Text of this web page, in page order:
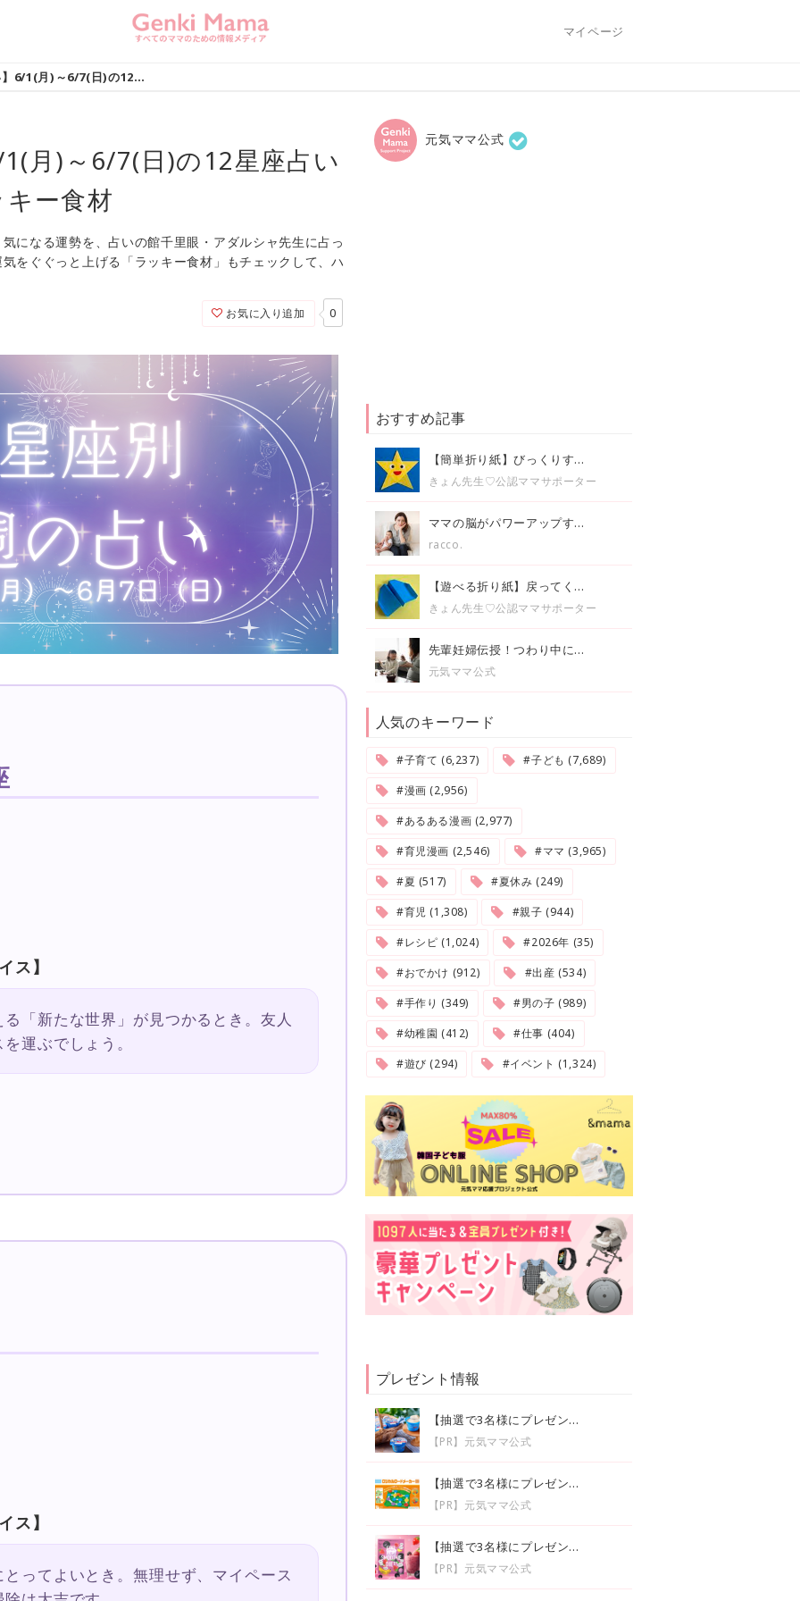
マイページ
【元気ママ占い】6/1(月)～6/7(日)の12星座占い＆運気を上げるラッキー食材
月)～6/7(日)の12星座占い
ー食材
になる運勢を、占いの館千里眼・アダルシャ先生に占っ
をぐぐっと上げる「ラッキー食材」もチェックして、ハ
お気に入り追加 0
ス】
「新たな世界」が見つかるとき。友人
運ぶでしょう。
ス】
ってよいとき。無理せず、マイペース
元気ママ公式
おすすめ記事
【簡単折り紙】びっくりす...
きょん先生♡公認ママサポーター
ママの脳がパワーアップす...
racco.
【遊べる折り紙】戻ってく...
きょん先生♡公認ママサポーター
先輩妊婦伝授！つわり中に...
元気ママ公式
人気のキーワード
#子育て (6,237)
#子ども (7,689)
#漫画 (2,956)
#あるある漫画 (2,977)
#育児漫画 (2,546)
#ママ (3,965)
#夏 (517)
#夏休み (249)
#育児 (1,308)
#親子 (944)
#レシピ (1,024)
#2026年 (35)
#おでかけ (912)
#出産 (534)
#手作り (349)
#男の子 (989)
#幼稚園 (412)
#仕事 (404)
#遊び (294)
#イベント (1,324)
プレゼント情報
【抽選で3名様にプレゼン...
【PR】元気ママ公式
【抽選で3名様にプレゼン...
【PR】元気ママ公式
【抽選で3名様にプレゼン...
【PR】元気ママ公式